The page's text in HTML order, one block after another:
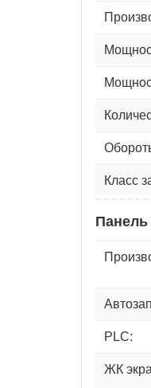
Класс
Панель
PLC:
ЖК